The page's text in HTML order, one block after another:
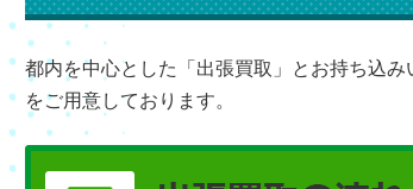
都内を中心とした「出張買取」とお持ち込
をご用意しております。